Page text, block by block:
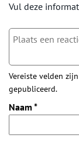
Vul deze
Vereiste velden
gepubliceerd.
Naam *